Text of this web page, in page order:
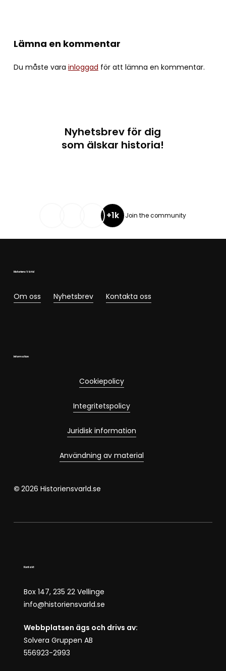
Lämna en kommentar
Du måste vara inloggad för att lämna en kommentar.
Nyhetsbrev för dig
som älskar historia!
+1k Join the community
Historiens Värld
Om oss Nyhetsbrev Kontakta oss
Information
Cookiepolicy
Integritetspolicy
Juridisk information
Användning av material
© 2026 Historiensvarld.se
Kontakt
Box 147, 235 22 Vellinge
info@historiensvarld.se
Webbplatsen ägs och drivs av:
Solvera Gruppen AB
556923-2993